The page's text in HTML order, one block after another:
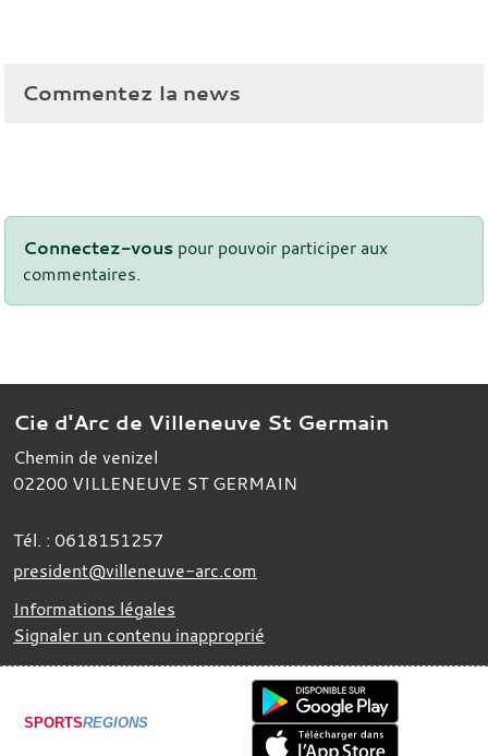
Commentez la news
Connectez-vous pour pouvoir participer aux
commentaires.
Cie d'Arc de Villeneuve St Germain
Chemin de venizel
02200 VILLENEUVE ST GERMAIN
Tél. : 0618151257
president@villeneuve-arc.com
Informations légales
Signaler un contenu inapproprié
SPORTSREGIONS